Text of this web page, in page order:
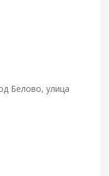
Белово, улица